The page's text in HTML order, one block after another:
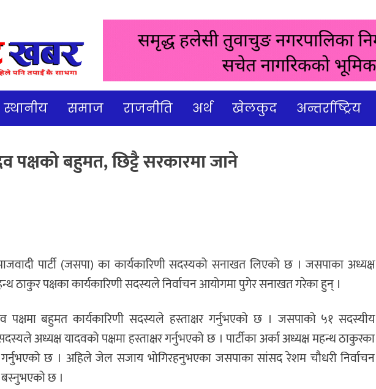
स्थानीय समाज राजनीति अर्थ खेलकुद अन्तर्राष्ट्रिय
पक्षको बहुमत, छिट्टै सरकारमा जाने
पार्टी (जसपा) का कार्यकारिणी सदस्यको सनाखत लिएको छ । जसपाका अध्यक्ष
ठाकुर पक्षका कार्यकारिणी सदस्यले निर्वाचन आयोगमा पुगेर सनाखत गरेका हुन् ।
पक्षमा बहुमत कार्यकारिणी सदस्यले हस्ताक्षर गर्नुभएको छ । जसपाको ५१ सदस्यीय
अध्यक्ष यादवको पक्षमा हस्ताक्षर गर्नुभएको छ । पार्टीका अर्का अध्यक्ष महन्थ ठाकुरका
गर्नुभएको छ । अहिले जेल सजाय भोगिरहनुभएका जसपाका सांसद रेशम चौधरी निर्वाचन
छ ।